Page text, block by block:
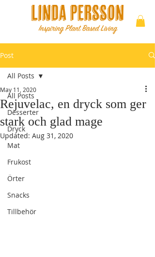
Post
All Posts
Desserter
Dryck
Mat
Frukost
Örter
Snacks
Tillbehör
All Posts
Rejuvelac, en dryck som ger
stark och glad mage
May 11, 2020
Updated: Aug 31, 2020